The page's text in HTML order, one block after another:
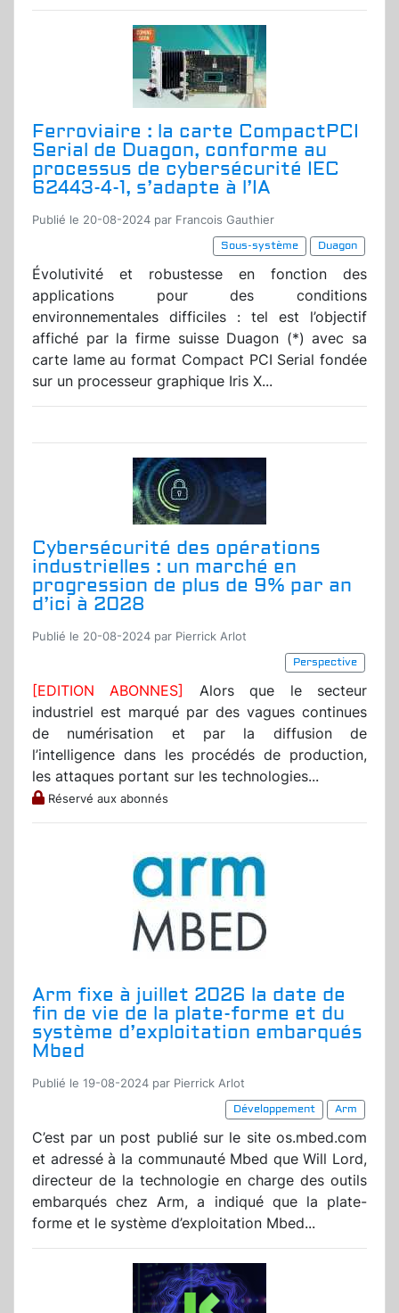
Ferroviaire : la carte CompactPCI
Serial de Duagon, conforme au
processus de cybersécurité IEC
62443-4-1, s’adapte à l’IA
Publié le 20-08-2024 par Francois Gauthier
Sous-système
Duagon
Évolutivité et robustesse en fonction des
applications pour des conditions
environnementales difficiles : tel est l’objectif
affiché par la firme suisse Duagon (*) avec sa
carte lame au format Compact PCI Serial fondée
sur un processeur graphique Iris X...
Cybersécurité des opérations
industrielles : un marché en
progression de plus de 9% par an
d’ici à 2028
Publié le 20-08-2024 par Pierrick Arlot
Perspective
[EDITION ABONNES] Alors que le secteur
industriel est marqué par des vagues continues
de numérisation et par la diffusion de
l’intelligence dans les procédés de production,
les attaques portant sur les technologies...
Réservé aux abonnés
Arm fixe à juillet 2026 la date de
fin de vie de la plate-forme et du
système d’exploitation embarqués
Mbed
Publié le 19-08-2024 par Pierrick Arlot
Développement
Arm
C’est par un post publié sur le site os.mbed.com
et adressé à la communauté Mbed que Will Lord,
directeur de la technologie en charge des outils
embarqués chez Arm, a indiqué que la plate-
forme et le système d’exploitation Mbed...